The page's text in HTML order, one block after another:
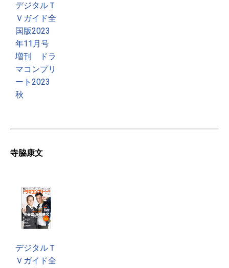
デジタルＴ
Ｖガイド全
国版2023
年11月号
増刊 ドラ
マコンプリ
ート2023
秋
寺脇康文
デジタルＴ
Ｖガイド全